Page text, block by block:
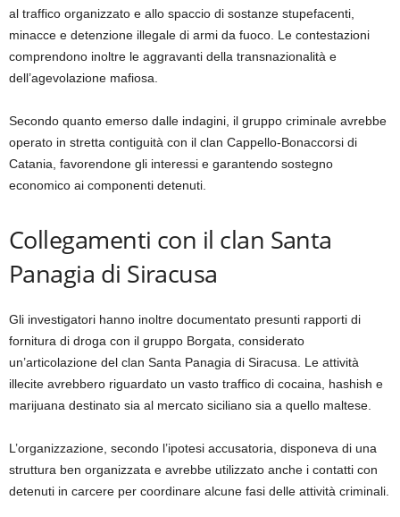
al traffico organizzato e allo spaccio di sostanze stupefacenti,
minacce e detenzione illegale di armi da fuoco. Le contestazioni
comprendono inoltre le aggravanti della transnazionalità e
dell’agevolazione mafiosa.
Secondo quanto emerso dalle indagini, il gruppo criminale avrebbe
operato in stretta contiguità con il clan Cappello-Bonaccorsi di
Catania, favorendone gli interessi e garantendo sostegno
economico ai componenti detenuti.
Collegamenti con il clan Santa
Panagia di Siracusa
Gli investigatori hanno inoltre documentato presunti rapporti di
fornitura di droga con il gruppo Borgata, considerato
un’articolazione del clan Santa Panagia di Siracusa. Le attività
illecite avrebbero riguardato un vasto traffico di cocaina, hashish e
marijuana destinato sia al mercato siciliano sia a quello maltese.
L’organizzazione, secondo l’ipotesi accusatoria, disponeva di una
struttura ben organizzata e avrebbe utilizzato anche i contatti con
detenuti in carcere per coordinare alcune fasi delle attività criminali.